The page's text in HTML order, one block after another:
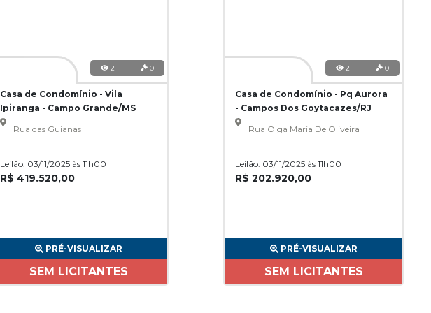
2 0
Casa de Condomínio - Vila
Ipiranga - Campo Grande/MS
Rua das Guianas
Leilão: 03/11/2025 às 11h00
R$ 419.520,00
PRÉ-VISUALIZAR
SEM LICITANTES
2 0
Casa de Condomínio - Pq Aurora
- Campos Dos Goytacazes/RJ
Rua Olga Maria De Oliveira
Leilão: 03/11/2025 às 11h00
R$ 202.920,00
PRÉ-VISUALIZAR
SEM LICITANTES